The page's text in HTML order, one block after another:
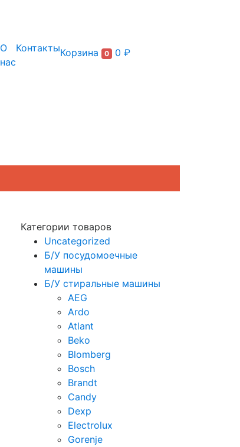
О
нас
КонтактыКорзина 0 0 ₽
Категории товаров
Uncategorized
Б/У посудомоечные
машины
Б/У стиральные машины
AEG
Ardo
Atlant
Beko
Blomberg
Bosch
Brandt
Candy
Dexp
Electrolux
Gorenje